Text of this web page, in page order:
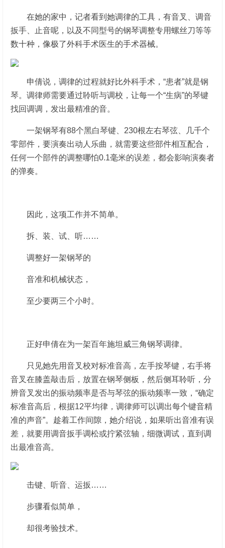
在她的家中，记者看到她调律的工具，有音叉、调音
扳手、止音呢，以及不同型号的钢琴调整专用螺丝刀等等
数十种，像极了外科手术医生的手术器械。
申倩说，调律的过程就好比外科手术，“患者”就是钢
琴。调律师需要通过聆听与调校，让每一个“生病”的琴键
找回调调，发出最精准的音。
一架钢琴有88个黑白琴键、230根左右琴弦、几千个
零部件，要演奏出动人乐曲，就需要这些部件相互配合，
任何一个部件的调整哪怕0.1毫米的误差，都会影响演奏者
的弹奏。
因此，这项工作并不简单。
拆、装、试、听……
调整好一架钢琴的
音准和机械状态，
至少要两三个小时。
正好申倩在为一架百年施坦威三角钢琴调律。
只见她先用音叉校对标准音高，左手按琴键，右手将
音叉在膝盖敲击后，放置在钢琴侧板，然后侧耳聆听，分
辨音叉发出的振动频率是否与琴弦的振动频率一致，“确定
标准音高后，根据12平均律，调律师可以调出每个键音精
准的声音”。趁着工作间隙，她介绍说，如果听出音准有误
差，就要用调音扳手调松或拧紧弦轴，细微调试，直到调
出最准音高。
击键、听音、运扳……
步骤看似简单，
却很考验技术。